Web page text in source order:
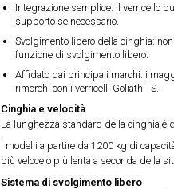
Integrazione semplice: il verricello
supporto se necessario.
Svolgimento libero della cinghia:
funzione di svolgimento libero.
Affidato dai principali marchi: i
rimorchi con i verricelli Goliath TS.
Cinghia e velocità
La lunghezza standard della cinghia è
I modelli a partire da 1200 kg di
più veloce o più lenta a seconda della
Sistema di svolgimento libero